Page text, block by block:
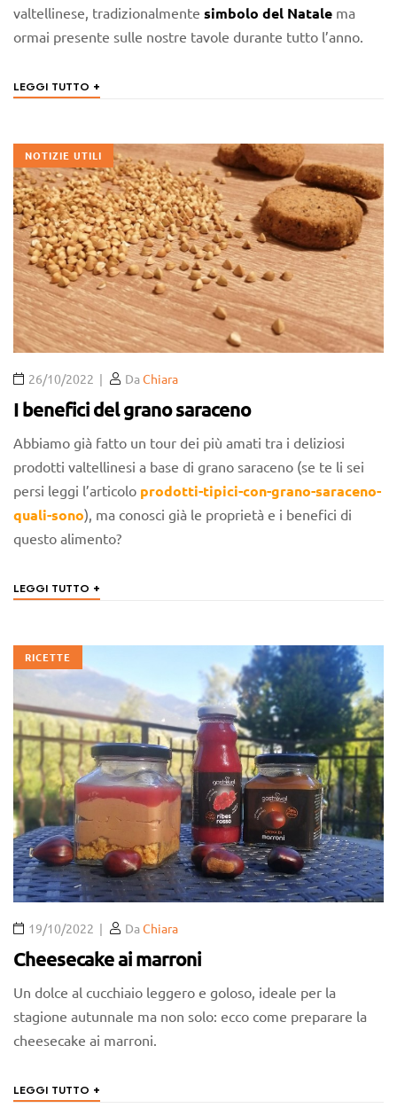
valtellinese, tradizionalmente simbolo del Natale ma
ormai presente sulle nostre tavole durante tutto l’anno.
LEGGI TUTTO +
NOTIZIE UTILI
26/10/2022 DaChiara
I benefici del grano saraceno
Abbiamo già fatto un tour dei più amati tra i deliziosi
prodotti valtellinesi a base di grano saraceno (se te li sei
persi leggi l’articolo prodotti-tipici-con-grano-saraceno-
quali-sono), ma conosci già le proprietà e i benefici di
questo alimento?
LEGGI TUTTO +
RICETTE
19/10/2022 DaChiara
Cheesecake ai marroni
Un dolce al cucchiaio leggero e goloso, ideale per la
stagione autunnale ma non solo: ecco come preparare la
cheesecake ai marroni.
LEGGI TUTTO +